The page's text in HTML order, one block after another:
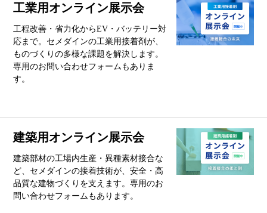
工業用オンライン展示会
工程改善・省力化からEV・バッテリー対
応まで。セメダインの工業用接着剤が、
ものづくりの多様な課題を解決します。
専用のお問い合わせフォームもありま
す。
建築用オンライン展示会
建築部材の工場内生産・異種素材接合な
ど、セメダインの接着技術が、安全・高
品質な建物づくりを支えます。専用のお
問い合わせフォームもあります。